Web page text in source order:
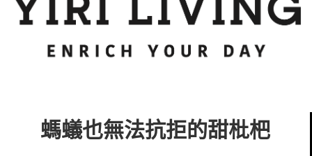
螞蟻也無法抗拒的甜枇杷